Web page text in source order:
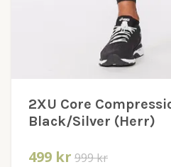
2XU Core
Black/Silver (Herr)
499 kr 999 kr